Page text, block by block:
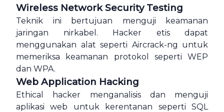
Wireless Network Security Testing
Teknik ini bertujuan menguji keamanan
jaringan nirkabel. Hacker etis dapat
menggunakan alat seperti Aircrack-ng untuk
memeriksa keamanan protokol seperti WEP
dan WPA.
Web Application Hacking
Ethical hacker menganalisis dan menguji
aplikasi web untuk kerentanan seperti SQL